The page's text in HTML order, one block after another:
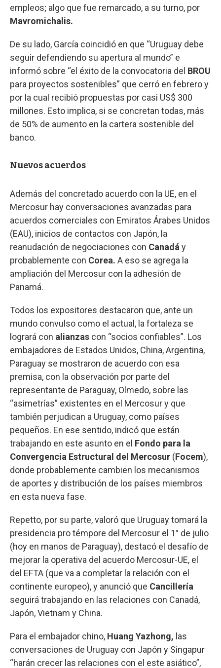
empleos; algo que fue remarcado, a su turno, por
Mavromichalis.
De su lado, García coincidió en que “Uruguay debe
seguir defendiendo su apertura al mundo” e
informó sobre “el éxito de la convocatoria del BROU
para proyectos sostenibles” que cerró en febrero y
por la cual recibió propuestas por casi US$ 300
millones. Esto implica, si se concretan todas, más
de 50% de aumento en la cartera sostenible del
banco.
Nuevos acuerdos
Además del concretado acuerdo con la UE, en el
Mercosur hay conversaciones avanzadas para
acuerdos comerciales con Emiratos Árabes Unidos
(EAU), inicios de contactos con Japón, la
reanudación de negociaciones con Canadá y
probablemente con Corea. A eso se agrega la
ampliación del Mercosur con la adhesión de
Panamá.
Todos los expositores destacaron que, ante un
mundo convulso como el actual, la fortaleza se
logrará con alianzas con “socios confiables”. Los
embajadores de Estados Unidos, China, Argentina,
Paraguay se mostraron de acuerdo con esa
premisa, con la observación por parte del
representante de Paraguay, Olmedo, sobre las
“asimetrías” existentes en el Mercosur y que
también perjudican a Uruguay, como países
pequeños. En ese sentido, indicó que están
trabajando en este asunto en el Fondo para la
Convergencia Estructural del Mercosur (Focem),
donde probablemente cambien los mecanismos
de aportes y distribución de los países miembros
en esta nueva fase.
Repetto, por su parte, valoró que Uruguay tomará la
presidencia pro témpore del Mercosur el 1° de julio
(hoy en manos de Paraguay), destacó el desafío de
mejorar la operativa del acuerdo Mercosur-UE, el
del EFTA (que va a completar la relación con el
continente europeo), y anunció que Cancillería
seguirá trabajando en las relaciones con Canadá,
Japón, Vietnam y China.
Para el embajador chino, Huang Yazhong, las
conversaciones de Uruguay con Japón y Singapur
“harán crecer las relaciones con el este asiático”,